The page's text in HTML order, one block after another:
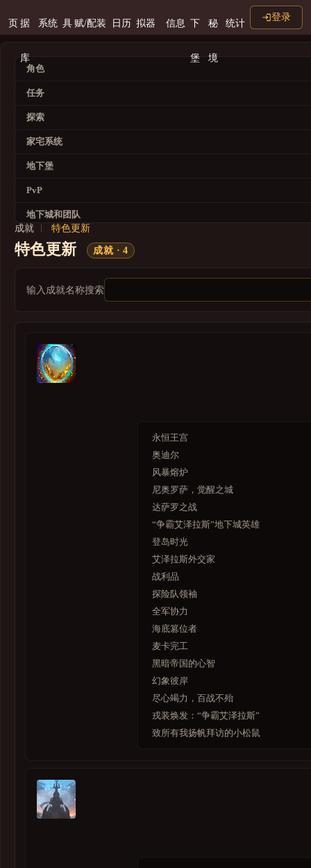
页 据
库
系统 具 赋/配装 日历 拟器 信息 下
堡
秘
境
统计
登录
角色
任务
探索
家宅系统
地下堡
PvP
地下城和团队
专业
世界事件
特色更新
银色锦标赛
绝版
成就 特色更新
特色更新 成就 · 4
输入成就名称搜索
永恒王宫
奥迪尔
风暴熔炉
尼奥罗萨，觉醒之城
达萨罗之战
“争霸艾泽拉斯”地下城英雄
登岛时光
艾泽拉斯外交家
战利品
探险队领袖
全军协力
海底篡位者
麦卡完工
黑暗帝国的心智
幻象彼岸
尽心竭力，百战不殆
戎装焕发：“争霸艾泽拉斯”
致所有我扬帆拜访的小松鼠